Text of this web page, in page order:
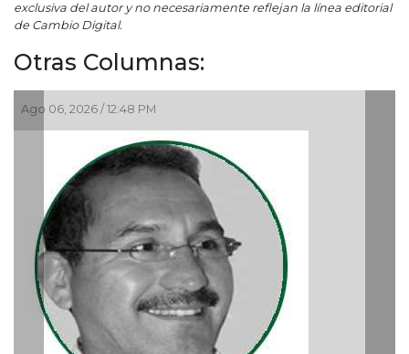
exclusiva del autor y no necesariamente reflejan la línea editorial
de Cambio Digital.
Otras Columnas:
Ago 05, 2026 / 9:42 AM